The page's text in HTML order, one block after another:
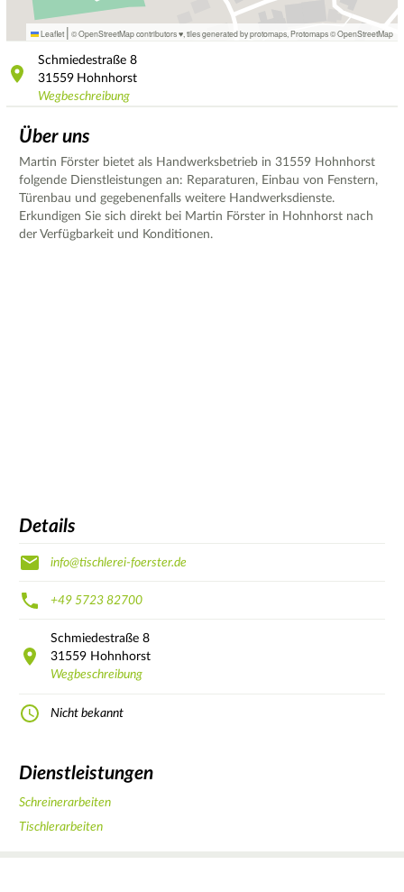
Leaflet | © OpenStreetMap contributors ♥, tiles generated by protomaps Protomaps©OpenStreetMap
Schmiedestraße 8
31559 Hohnhorst
Wegbeschreibung
Über uns
Martin Förster bietet als Handwerksbetrieb in 31559 Hohnhorst
folgende Dienstleistungen an: Reparaturen, Einbau von Fenstern,
Türenbau und gegebenenfalls weitere Handwerksdienste.
Erkundigen Sie sich direkt bei Martin Förster in Hohnhorst nach
der Verfügbarkeit und Konditionen.
Details
info@tischlerei-foerster.de
+49 5723 82700
Schmiedestraße 8
31559 Hohnhorst
Wegbeschreibung
Nicht bekannt
Dienstleistungen
Schreinerarbeiten
Tischlerarbeiten